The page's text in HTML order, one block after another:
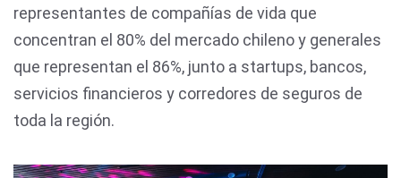
representantes de compañías de vida que
concentran el 80% del mercado chileno y generales
que representan el 86%, junto a startups, bancos,
servicios financieros y corredores de seguros de
toda la región.